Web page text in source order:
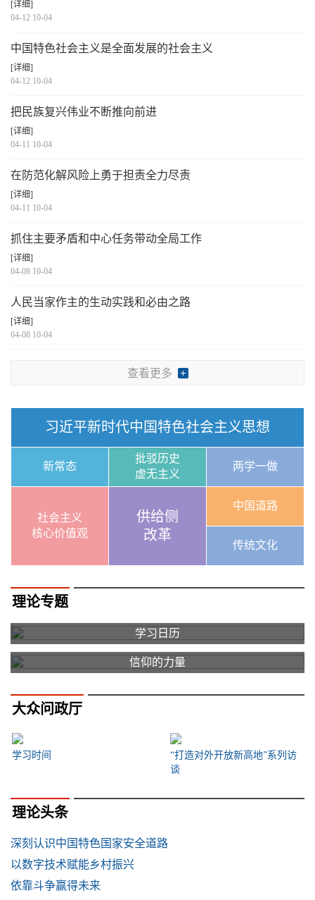
[详细]
04-12 10-04
中国特色社会主义是全面发展的社会主义
[详细]
04-12 10-04
把民族复兴伟业不断推向前进
[详细]
04-11 10-04
在防范化解风险上勇于担责全力尽责
[详细]
04-11 10-04
抓住主要矛盾和中心任务带动全局工作
[详细]
04-08 10-04
人民当家作主的生动实践和必由之路
[详细]
04-08 10-04
查看更多
习近平新时代中国特色社会主义思想
新常态
批驳历史
虚无主义
两学一做
社会主义
核心价值观
供给侧
改革
中国道路
传统文化
理论专题
学习日历
信仰的力量
大众问政厅
学习时间
“打造对外开放新高地”系列访
谈
理论头条
深刻认识中国特色国家安全道路
以数字技术赋能乡村振兴
依靠斗争赢得未来